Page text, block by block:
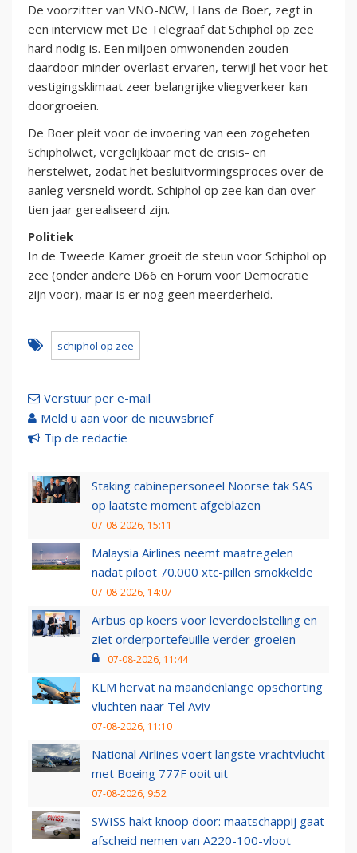
De voorzitter van VNO-NCW, Hans de Boer, zegt in
een interview met De Telegraaf dat Schiphol op zee
hard nodig is. Een miljoen omwonenden zouden
daardoor minder overlast ervaren, terwijl het voor het
vestigingsklimaat zeer belangrijke vliegverkeer kan
doorgroeien.
De Boer pleit voor de invoering van een zogeheten
Schipholwet, vergelijkbaar met de crisis- en
herstelwet, zodat het besluitvormingsproces over de
aanleg versneld wordt. Schiphol op zee kan dan over
tien jaar gerealiseerd zijn.
Politiek
In de Tweede Kamer groeit de steun voor Schiphol op
zee (onder andere D66 en Forum voor Democratie
zijn voor), maar is er nog geen meerderheid.
schiphol op zee
Verstuur per e-mail
Meld u aan voor de nieuwsbrief
Tip de redactie
Staking cabinepersoneel Noorse tak SAS
op laatste moment afgeblazen
07-08-2026, 15:11
Malaysia Airlines neemt maatregelen
nadat piloot 70.000 xtc-pillen smokkelde
07-08-2026, 14:07
Airbus op koers voor leverdoelstelling en
ziet orderportefeuille verder groeien
07-08-2026, 11:44
KLM hervat na maandenlange opschorting
vluchten naar Tel Aviv
07-08-2026, 11:10
National Airlines voert langste vrachtvlucht
met Boeing 777F ooit uit
07-08-2026, 9:52
SWISS hakt knoop door: maatschappij gaat
afscheid nemen van A220-100-vloot